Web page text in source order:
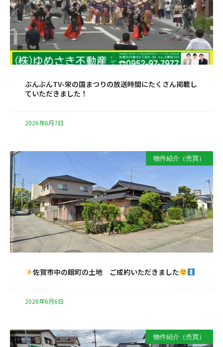
ぶんぶんTV-栄の国まつりの放送時間にたくさん掲載し
ていただきました！
2026年6月7日
物件紹介（売買）
佐賀市中の館町の土地 ご成約いただきました
2026年6月6日
物件紹介（売買）